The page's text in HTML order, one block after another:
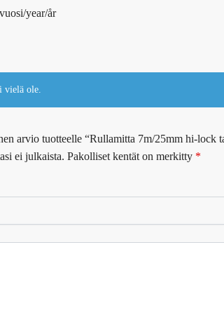
year/år
vielä ole.
arvio tuotteelle “Rullamitta 7m/25mm hi-lock
ei julkaista. Pakolliset kentät on merkitty *